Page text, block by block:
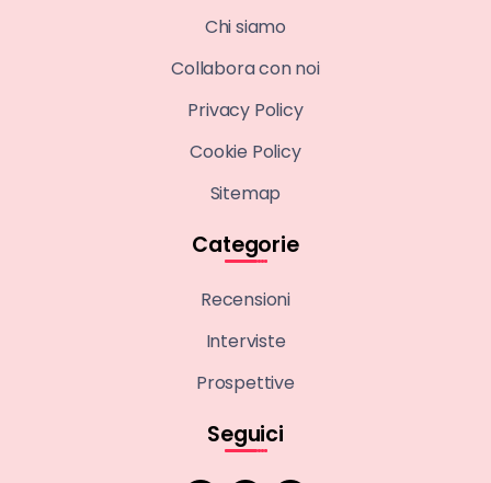
Chi siamo
Collabora con noi
Privacy Policy
Cookie Policy
Sitemap
Categorie
Recensioni
Interviste
Prospettive
Seguici